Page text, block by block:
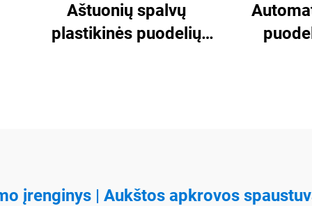
Aštuonių spalvų
plastikinės puodelių
įrenginys | Aukštos apkrovos